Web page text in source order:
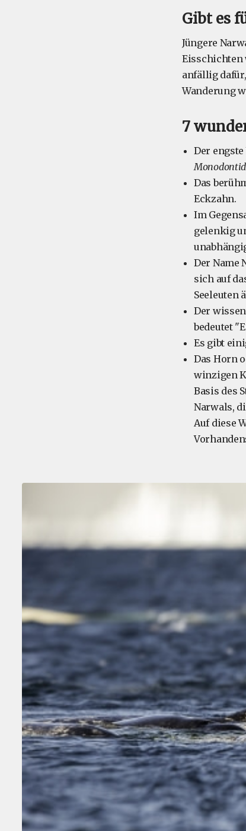
Gibt es
Jüngere
Eisschichten
anfällig
Wanderung
7
Der
Das
Eckzahn.
Im
gelenkig
Der Name
sich auf
Seeleuten
Der
bedeutet
Es gibt
Das Horn
winzigen
Basis des
Narwals,
Auf diese